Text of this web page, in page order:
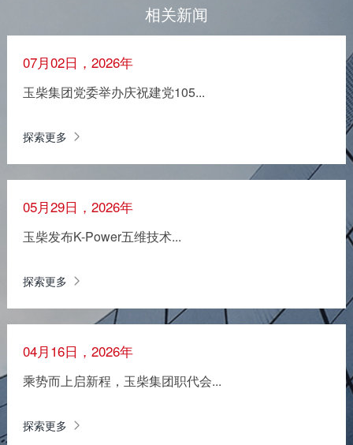
相关新闻
07月02日，2026年
玉柴集团党委举办庆祝建党105...
探索更多
05月29日，2026年
玉柴发布K-Power五维技术...
探索更多
04月16日，2026年
乘势而上启新程，玉柴集团职代会...
探索更多